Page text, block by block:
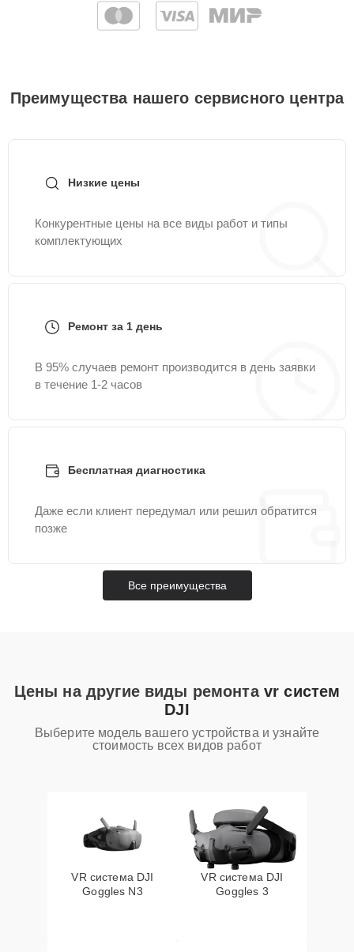
Преимущества нашего сервисного центра
Низкие цены
Конкурентные цены на все виды работ и типы
комплектующих
Ремонт за 1 день
В 95% случаев ремонт производится в день заявки
в течение 1-2 часов
Бесплатная диагностика
Даже если клиент передумал или решил обратится
позже
Все преимущества
Цены на другие виды ремонта vr систем
DJI
Выберите модель вашего устройства и узнайте
стоимость всех видов работ
VR система DJI
Goggles N3
VR система DJI
Goggles 3